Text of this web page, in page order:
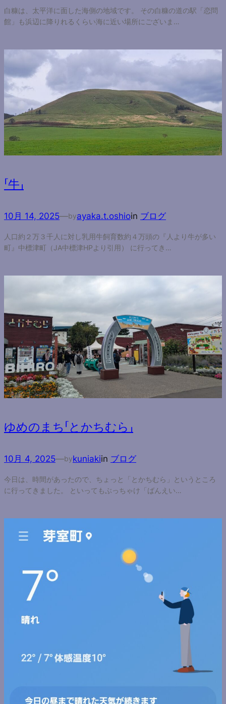
白糠は、太平洋に面した海側の地域です。 その白糠の道の駅「恋問
館」も浜辺に降りれるくらい海に近い場所にございま…
「牛」
10月 14, 2025—byayaka.t.oshioin ブログ
人口約２万３千人に対し乳用牛飼育数約４万頭の『人より牛が多い
町』中標津町（JA中標津HPより引用） に行ってき…
ゆめのまち「とかちむら」
10月 4, 2025—bykuniakiin ブログ
今日は、時間があったので、ちょっと「とかちむら」というところ
に行ってきました。 といってもぶっちゃけ「ばんえい…